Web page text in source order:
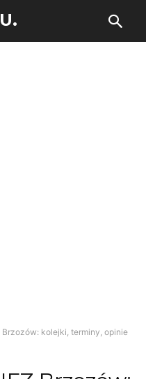
Brzozów: kolejki, terminy, opinie